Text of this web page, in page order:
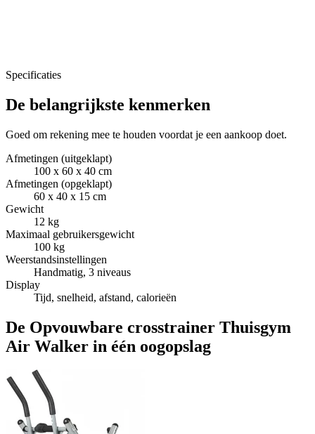
Specificaties
De belangrijkste kenmerken
Goed om rekening mee te houden voordat je een aankoop doet.
Afmetingen (uitgeklapt)
100 x 60 x 40 cm
Afmetingen (opgeklapt)
60 x 40 x 15 cm
Gewicht
12 kg
Maximaal gebruikersgewicht
100 kg
Weerstandsinstellingen
Handmatig, 3 niveaus
Display
Tijd, snelheid, afstand, calorieën
De Opvouwbare crosstrainer Thuisgym
Air Walker in één oogopslag